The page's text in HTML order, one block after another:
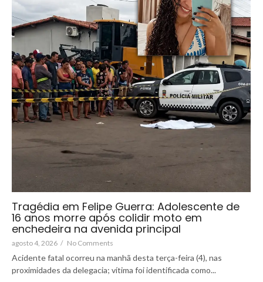
Tragédia em Felipe Guerra: Adolescente de
16 anos morre após colidir moto em
enchedeira na avenida principal
agosto 4, 2026 / No Comments
Acidente fatal ocorreu na manhã desta terça-feira (4), nas
proximidades da delegacia; vítima foi identificada como...